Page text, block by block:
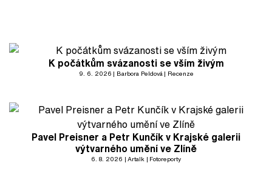
K počátkům svázanosti se vším živým
9. 6. 2026 Barbora Peldová Recenze
Pavel Preisner a Petr Kunčík v Krajské galerii
výtvarného umění ve Zlíně
6. 8. 2026 Artalk Fotoreporty